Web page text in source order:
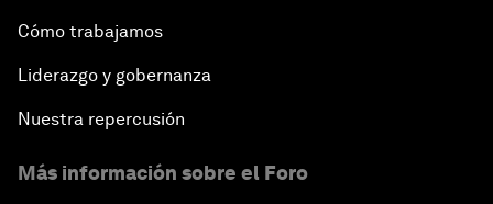
Cómo trabajamos
Liderazgo y gobernanza
Nuestra repercusión
Más información sobre el Foro